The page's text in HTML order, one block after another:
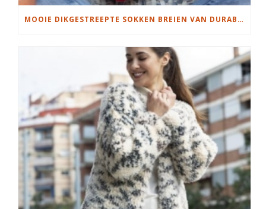
MOOIE DIKGESTREEPTE SOKKEN BREIEN VAN DURABLE GAREN